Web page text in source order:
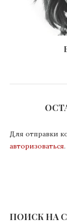
Для отправки
авторизоваться.
ПОИСК НА